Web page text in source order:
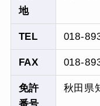
地
TEL 018-
FAX 018-
免許
秋田県